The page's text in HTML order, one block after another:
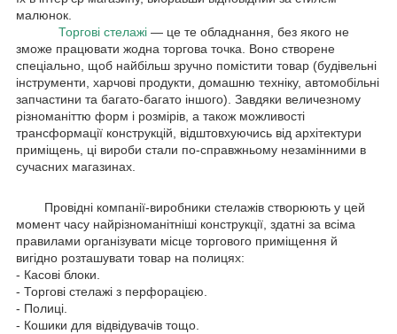
малюнок.
Торгові стелажі — це те обладнання, без якого не
зможе працювати жодна торгова точка. Воно створене
спеціально, щоб найбільш зручно помістити товар (будівельні
інструменти, харчові продукти, домашню техніку, автомобільні
запчастини та багато-багато іншого). Завдяки величезному
різноманіттю форм і розмірів, а також можливості
трансформації конструкцій, відштовхуючись від архітектури
приміщень, ці вироби стали по-справжньому незамінними в
сучасних магазинах.
Провідні компанії-виробники стелажів створюють у цей
момент часу найрізноманітніші конструкції, здатні за всіма
правилами організувати місце торгового приміщення й
вигідно розташувати товар на полицях:
- Касові блоки.
- Торгові стелажі з перфорацією.
- Полиці.
- Кошики для відвідувачів тощо.